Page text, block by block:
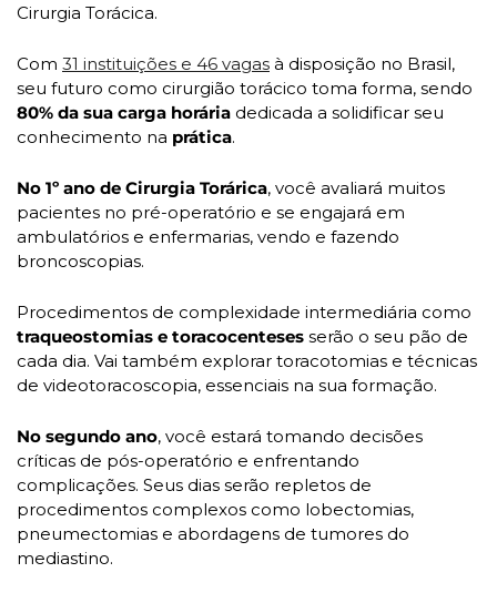
Cirurgia Torácica.
Com 31 instituições e 46 vagas à disposição no Brasil,
80% da sua carga horária dedicada a solidificar seu
conhecimento na prática.
No 1º ano de Cirurgia Torárica, você avaliará muitos
pacientes no pré-operatório e se engajará em
ambulatórios e enfermarias, vendo e fazendo
broncoscopias.
Procedimentos de complexidade intermediária como
traqueostomias e toracocenteses serão o seu pão de
cada dia. Vai também explorar toracotomias e técnicas
de videotoracoscopia, essenciais na sua formação.
No segundo ano, você estará tomando decisões
críticas de pós-operatório e enfrentando
complicações. Seus dias serão repletos de
procedimentos complexos como lobectomias,
pneumectomias e abordagens de tumores do
mediastino.